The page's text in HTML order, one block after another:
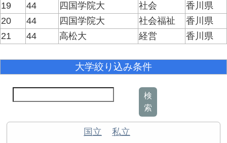
19
44 四国学院大 社会
香川県
20
44 四国学院大 社会福祉
香川県
21
44 高松大 経営 香川県
大学絞り込み条件
検
索
国立 私立